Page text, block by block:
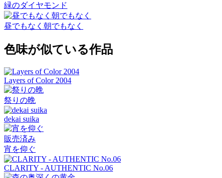
緑のダイヤモンド
昼でもなく朝でもなく
色味が似ている作品
Layers of Color 2004
祭りの晩
dekai suika
販売済み
宵を仰ぐ
CLARITY - AUTHENTIC No.06